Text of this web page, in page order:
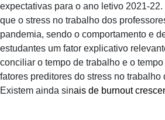
expectativas para o ano letivo 2021-
que o stress no trabalho dos
pandemia, sendo o comportamento e
estudantes um fator explicativo
conciliar o tempo de trabalho e o
fatores preditores do stress no trabalho
Existem ainda sinais de burnout